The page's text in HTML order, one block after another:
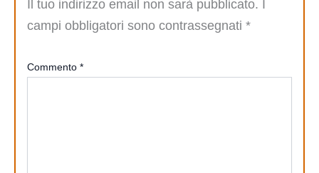
Il tuo indirizzo email non sarà pubblicato. I
campi obbligatori sono contrassegnati *
Commento *